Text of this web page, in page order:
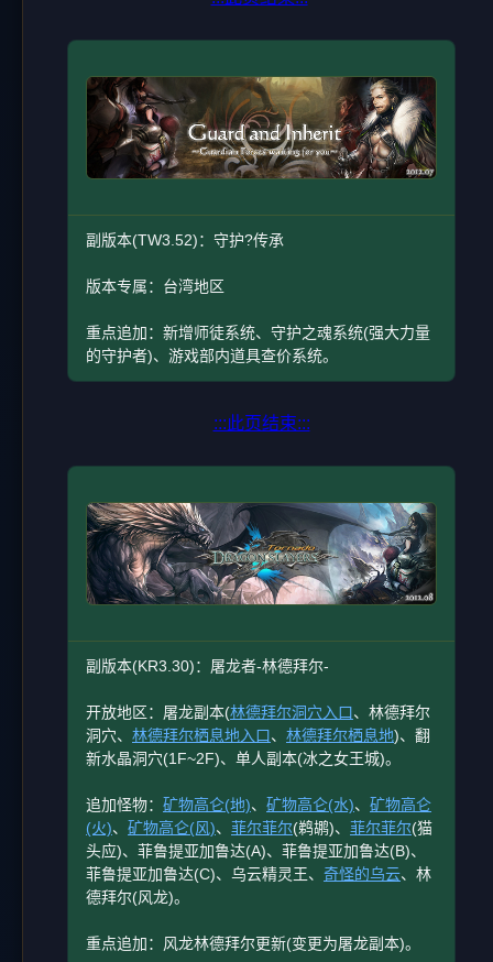
副版本(TW3.52)：守护?传承
版本专属：台湾地区
重点追加：新增师徒系统、守护之魂系统(强大力量
的守护者)、游戏部内道具查价系统。
:::此页结束:::
副版本(KR3.30)：屠龙者-林德拜尔-
开放地区：屠龙副本(林德拜尔洞穴入口、林德拜尔
洞穴、 林德拜尔栖息地入口、 林德拜尔栖息地)、翻
新水晶洞穴(1F~2F)、单人副本(冰之女王城)。
追加怪物： 矿物高仑(地)、 矿物高仑(水)、 矿物高仑
(火)、 矿物高仑(风)、 菲尔菲尔(鹈鹕)、 菲尔菲尔(猫
头应)、菲鲁提亚加鲁达(A)、菲鲁提亚加鲁达(B)、
菲鲁提亚加鲁达(C)、乌云精灵王、 奇怪的乌云、林
德拜尔(风龙)。
重点追加：风龙林德拜尔更新(变更为屠龙副本)。